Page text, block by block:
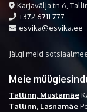
Karjavälja tn 6,
+372 6711 777
esvika@esvika.ee
Jälgi meid
Meie
Tallinn, Mustamäe
Tallinn, Lasnamäe